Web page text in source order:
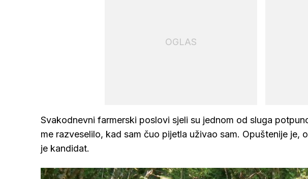
OGLAS
Svakodnevni farmerski poslovi sjeli su jednom od sluga
me razveselilo, kad sam čuo pijetla uživao sam. Opuštenije
je kandidat.